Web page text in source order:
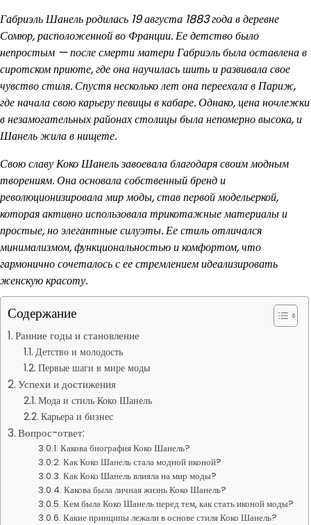
Габриэль Шанель родилась 19 августа 1883 года в деревне
Сомюр, расположенной во Франции. Ее детство было
непростым — после смерти матери Габриэль была оставлена в
сиротском приюте, где она научилась шить и развивала свое
чувство стиля. Спустя несколько лет она переехала в Париж,
где начала свою карьеру певицы в кабаре. Однако, цена ночлежки
в незамогательных районах столицы была непомерно высока, и
Шанель жила в нищете.
Свою славу Коко Шанель завоевала благодаря своим модным
творениям. Она основала собственный бренд и
революционизировала мир моды, став первой модельеркой,
которая активно использовала трикотажные материалы и
простые, но элегантные силуэты. Ее стиль отличался
минимализмом, функциональностью и комфортом, что
гармонично сочеталось с ее стремлением идеализировать
женскую красоту.
Содержание
Ранние годы и становление
Детство и молодость
Первые шаги в мире моды
Успехи и достижения
Мода и стиль Коко Шанель
Карьера и бизнес
Вопрос-ответ:
Какова биография Коко Шанель?
Как Коко Шанель стала модной иконой?
Как Коко Шанель влияла на мир моды?
Какова была личная жизнь Коко Шанель?
Кем была Коко Шанель перед тем, как стать иконой моды?
Какие принципы лежали в основе стиля Коко Шанель?